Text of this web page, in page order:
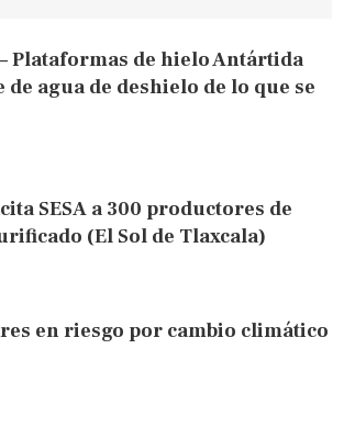
Plataformas de hielo Antártida
agua de deshielo de lo que se
SESA a 300 productores de
(El Sol de Tlaxcala)
en riesgo por cambio climático